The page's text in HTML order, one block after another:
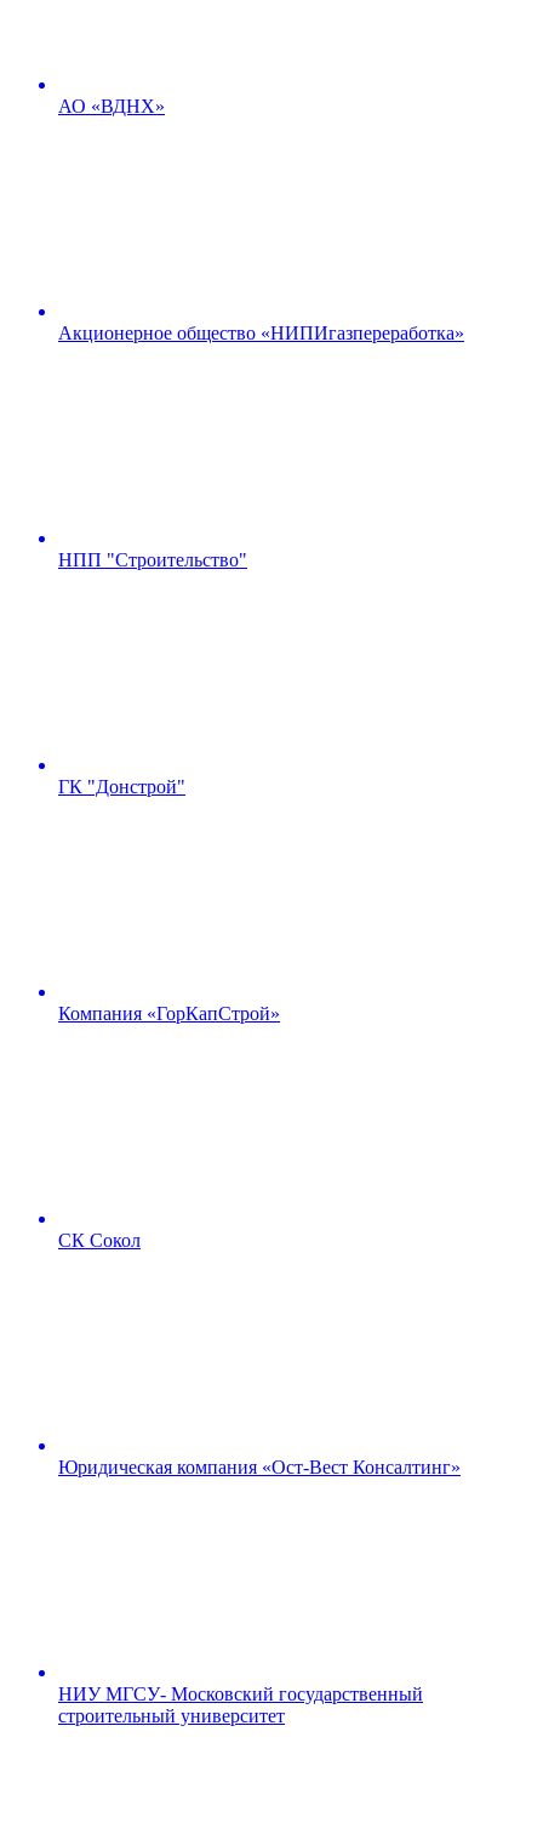
АО «ВДНХ»
Акционерное общество «НИПИгазпереработка»
НПП "Строительство"
ГК "Донстрой"
Компания «ГорКапСтрой»
СК Сокол
Юридическая компания «Ост-Вест Консалтинг»
НИУ МГСУ- Московский государственный
строительный университет